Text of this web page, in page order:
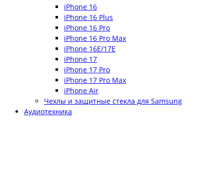
iPhone 16
iPhone 16 Plus
iPhone 16 Pro
iPhone 16 Pro Max
iPhone 16E/17E
iPhone 17
iPhone 17 Pro
iPhone 17 Pro Max
iPhone Air
Чехлы и защитные стекла для Samsung
Аудиотехника